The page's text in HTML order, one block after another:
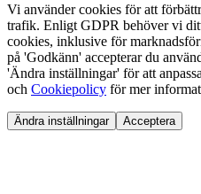
Vi använder cookies för att
trafik. Enligt GDPR behöver vi
cookies, inklusive för
på 'Godkänn' accepterar du
'Ändra inställningar' för att
och Cookiepolicy för mer
Ändra inställningar Acceptera